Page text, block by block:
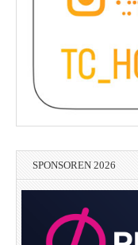
SPONSOREN 2026